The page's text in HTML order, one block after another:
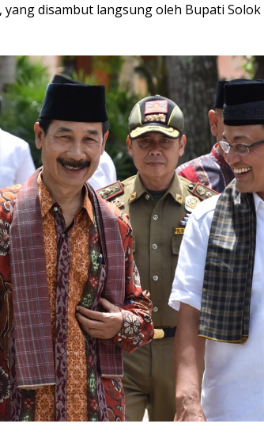
yang disambut langsung oleh Bupati Solok